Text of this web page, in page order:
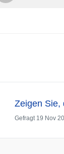
Zeigen Sie,
Gefragt 19 Nov